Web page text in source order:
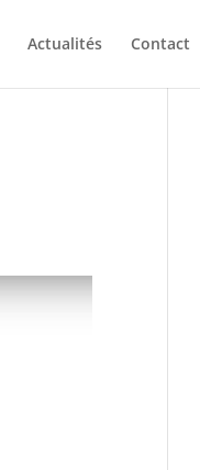
Actualités Contact